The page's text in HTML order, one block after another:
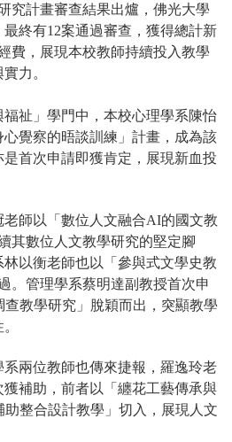
究計畫審查結果出爐，佛光大學
終有12案通過審查，獲得總計新
費，展現本校教師持續投入教學
力。
祉」學門中，本校心理學系陳怡
覺察的晤談訓練」計畫，成為該
首次申請即獲肯定，展現新血投
師以「數位人文融合AI的國文教
其數位人文教學研究的堅定腳
以衡老師也以「參與式文學史教
。管理學系蔡明達副教授首次申
教學研究」脫穎而出，突顯教學
兩位教師也傳來捷報，羅逸玲老
補助，前者以「纏花工藝傳承與
整合設計教學」切入，展現人文